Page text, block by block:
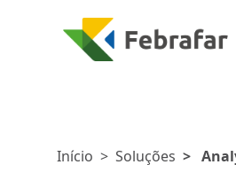
Início > Soluções >